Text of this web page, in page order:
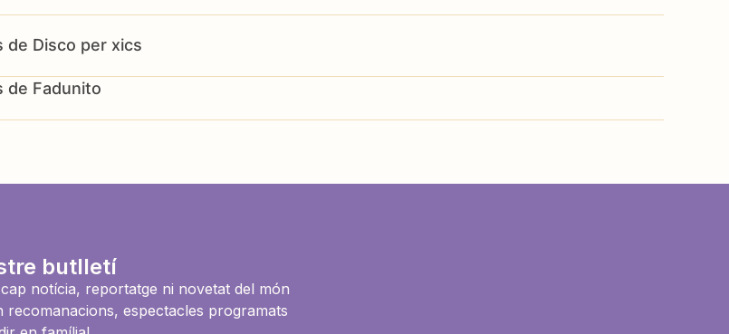
Disco per xics
Fadunito
butlletí
notícia, reportatge ni novetat del món
recomanacions, espectacles programats